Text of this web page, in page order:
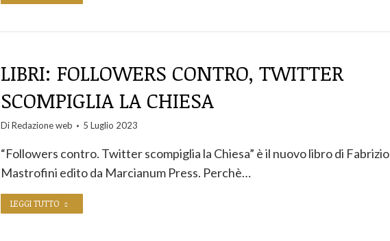
LIBRI: FOLLOWERS CONTRO, TWITTER
SCOMPIGLIA LA CHIESA
DiRedazione web 5 Luglio 2023
“Followers contro. Twitter scompiglia la Chiesa” è il nuovo libro di Fabrizio
Mastrofini edito da Marcianum Press. Perchè…
LEGGI TUTTO